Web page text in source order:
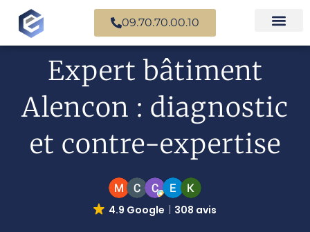
09.70.70.00.10
Expert bâtiment
Alencon : diagnostic
et contre-expertise
4.9 Google 308 avis